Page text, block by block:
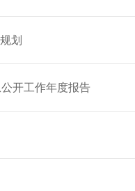
划
开工作年度报告